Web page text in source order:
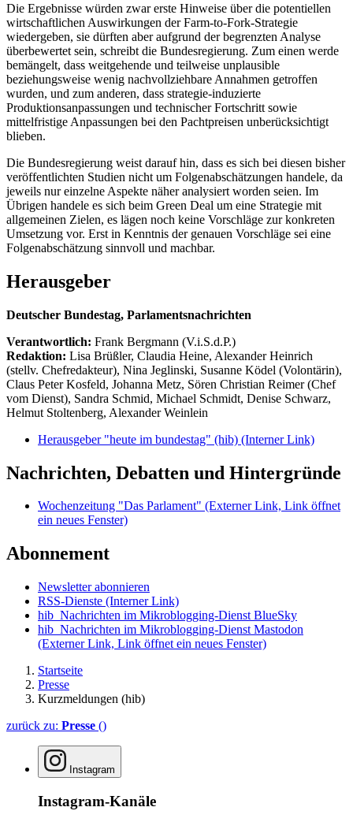
Die Ergebnisse würden zwar erste Hinweise über die potentiellen
wirtschaftlichen Auswirkungen der Farm-to-Fork-Strategie
wiedergeben, sie dürften aber aufgrund der begrenzten Analyse
überbewertet sein, schreibt die Bundesregierung. Zum einen werde
bemängelt, dass weitgehende und teilweise unplausible
beziehungsweise wenig nachvollziehbare Annahmen getroffen
wurden, und zum anderen, dass strategie-induzierte
Produktionsanpassungen und technischer Fortschritt sowie
mittelfristige Anpassungen bei den Pachtpreisen unberücksichtigt
blieben.
Die Bundesregierung weist darauf hin, dass es sich bei diesen bisher
veröffentlichten Studien nicht um Folgenabschätzungen handele, da
jeweils nur einzelne Aspekte näher analysiert worden seien. Im
Übrigen handele es sich beim Green Deal um eine Strategie mit
allgemeinen Zielen, es lägen noch keine Vorschläge zur konkreten
Umsetzung vor. Erst in Kenntnis der genauen Vorschläge sei eine
Folgenabschätzung sinnvoll und machbar.
Herausgeber
Deutscher Bundestag, Parlamentsnachrichten
Verantwortlich: Frank Bergmann (V.i.S.d.P.)
Redaktion: Lisa Brüßler, Claudia Heine, Alexander Heinrich
(stellv. Chefredakteur), Nina Jeglinski, Susanne Ködel (Volontärin),
Claus Peter Kosfeld, Johanna Metz, Sören Christian Reimer (Chef
vom Dienst), Sandra Schmid, Michael Schmidt, Denise Schwarz,
Helmut Stoltenberg, Alexander Weinlein
Herausgeber "heute im bundestag" (hib) (Interner Link)
Nachrichten, Debatten und Hintergründe
Wochenzeitung "Das Parlament" (Externer Link, Link öffnet
ein neues Fenster)
Abonnement
Newsletter abonnieren
RSS-Dienste (Interner Link)
hib_Nachrichten im Mikroblogging-Dienst BlueSky
hib_Nachrichten im Mikroblogging-Dienst Mastodon
(Externer Link, Link öffnet ein neues Fenster)
Startseite
Presse
Kurzmeldungen (hib)
zurück zu: Presse ()
Instagram
Instagram-Kanäle